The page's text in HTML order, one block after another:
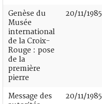
Genèse du
Musée
international
de la Croix-
Rouge : pose
de la
première
pierre
20/11/1985
Message des
20/11/1985